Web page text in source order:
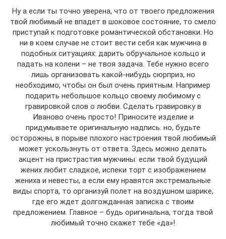
Ну а если ты точно уверена, что от твоего предложения
твой любимый не впадет в шоковое состояние, то смело
приступай к подготовке романтической обстановки. Но
ни в коем случае не стоит вести себя как мужчина в
подобных ситуациях: дарить обручальное кольцо и
падать на колени – не твоя задача. Тебе нужно всего
лишь организовать какой-нибудь сюрприз, но
необходимо, чтобы он был очень приятным. Например
подарить небольшое кольцо своему любимому с
гравировкой слов о любви. Сделать гравировку в
Иваново очень просто! Приносите изделие и
придумываете оригинальную надпись. но, будьте
осторожны, в порыве плохого настроения твой любимый
может ускользнуть от ответа. Здесь можно делать
акцент на пристрастия мужчины: если твой будущий
жених любит сладкое, испеки торт с изображением
жениха и невесты, а если ему нравятся экстремальные
виды спорта, то организуй полет на воздушном шарике,
где его ждет долгожданная записка с твоим
предложением. Главное – будь оригинальна, тогда твой
любимый точно скажет тебе «да»!